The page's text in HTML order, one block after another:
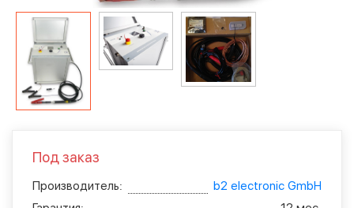
Под заказ
Производитель:
b2 electronic GmbH